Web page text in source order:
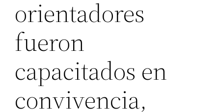
orientadores
fueron
capacitados en
convivencia,